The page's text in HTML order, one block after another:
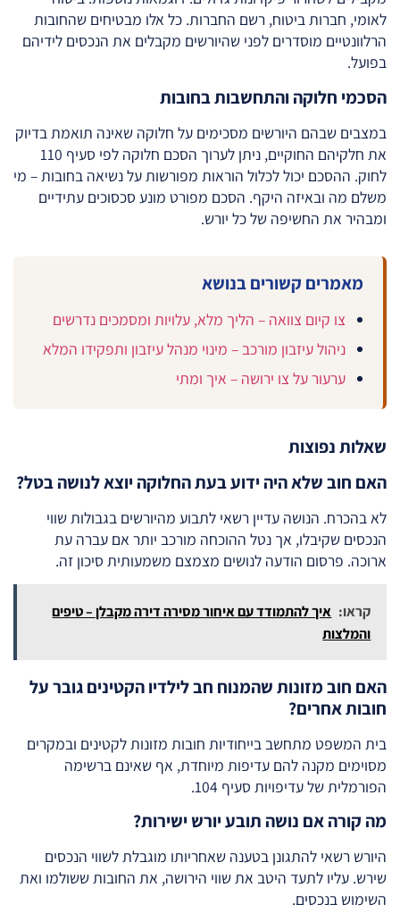
לאומי, חברות ביטוח, רשם החברות. כל אלו מבטיחים שהחובות
הרלוונטיים מוסדרים לפני שהיורשים מקבלים את הנכסים לידיהם
בפועל.
הסכמי חלוקה והתחשבות בחובות
במצבים שבהם היורשים מסכימים על חלוקה שאינה תואמת בדיוק
את חלקיהם החוקיים, ניתן לערוך הסכם חלוקה לפי סעיף 110
לחוק. ההסכם יכול לכלול הוראות מפורשות על נשיאה בחובות – מי
משלם מה ובאיזה היקף. הסכם מפורט מונע סכסוכים עתידיים
ומבהיר את החשיפה של כל יורש.
מאמרים קשורים בנושא
צו קיום צוואה – הליך מלא, עלויות ומסמכים נדרשים
ניהול עיזבון מורכב – מינוי מנהל עיזבון ותפקידו המלא
ערעור על צו ירושה – איך ומתי
שאלות נפוצות
האם חוב שלא היה ידוע בעת החלוקה יוצא לנושה בטל?
לא בהכרח. הנושה עדיין רשאי לתבוע מהיורשים בגבולות שווי
הנכסים שקיבלו, אך נטל ההוכחה מורכב יותר אם עברה עת
ארוכה. פרסום הודעה לנושים מצמצם משמעותית סיכון זה.
קראו: איך להתמודד עם איחור מסירה דירה מקבלן – טיפים
והמלצות
האם חוב מזונות שהמנוח חב לילדיו הקטינים גובר על
חובות אחרים?
בית המשפט מתחשב בייחודיות חובות מזונות לקטינים ובמקרים
מסוימים מקנה להם עדיפות מיוחדת, אף שאינם ברשימה
הפורמלית של עדיפויות סעיף 104.
מה קורה אם נושה תובע יורש ישירות?
היורש רשאי להתגונן בטענה שאחריותו מוגבלת לשווי הנכסים
שירש. עליו לתעד היטב את שווי הירושה, את החובות ששולמו ואת
השימוש בנכסים.